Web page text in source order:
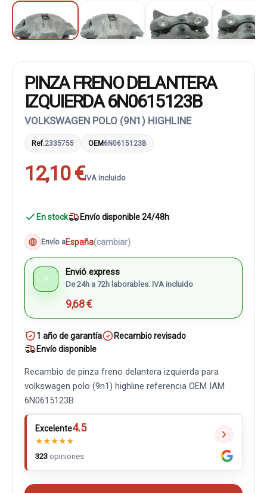
PINZA FRENO DELANTERA
IZQUIERDA 6N0615123B
VOLKSWAGEN POLO (9N1) HIGHLINE
Ref.2335755 OEM6N0615123B
12,10 €IVA incluido
En stock Envío disponible 24/48h
Envío aEspaña(cambiar)
⚡
Envió express
De 24h a 72h laborables. IVA incluido
9,68 €
1 año de garantía
Recambio revisado
Envío disponible
Recambio de pinza freno delantera izquierda para
volkswagen polo (9n1) highline referencia OEM IAM
6N0615123B
Excelente4.5
★★★★★
323 opiniones